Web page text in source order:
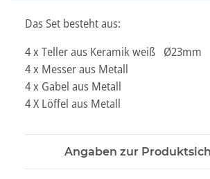
Das Set besteht aus:
4 x Teller aus Keramik weiß Ø23mm
4 x Messer aus Metall
4 x Gabel aus Metall
4 X Löffel aus Metall
Angaben zur